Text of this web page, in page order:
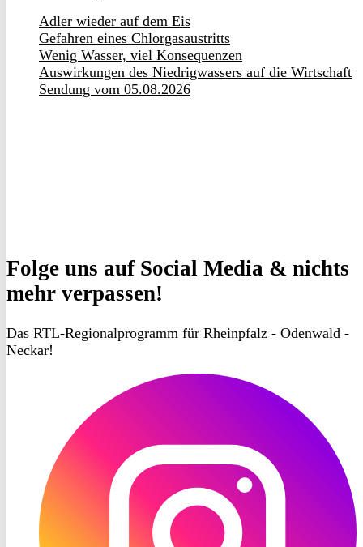
Adler wieder auf dem Eis
Gefahren eines Chlorgasaustritts
Wenig Wasser, viel Konsequenzen
Auswirkungen des Niedrigwassers auf die Wirtschaft
Sendung vom 05.08.2026
Folge uns auf Social Media & nichts
mehr verpassen!
Das RTL-Regionalprogramm für Rheinpfalz - Odenwald -
Neckar!
Instagram